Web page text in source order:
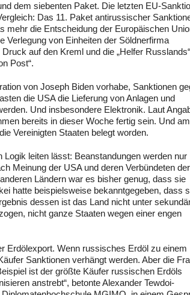
dem siebenten Paket. Die letzten EU-
Das 11. Paket antirussischer
mehr die Entscheidung der Europäischen
Verlegung von Einheiten der Söldnerfirma
auf den Kreml und die „Helfer
Post“.
von Joseph Biden vorhabe, Sanktionen
die USA die Lieferung von Anlagen und
Und insbesondere Elektronik. Laut
bereits in dieser Woche fertig sein. Und am
Vereinigten Staaten belegt worden.
leiten lässt: Beanstandungen werden nur
Meinung der USA und deren Verbündeten der
Ländern war es bisher genug, dass sie
hatte beispielsweise bekanntgegeben, dass
dessen ist das Land nicht unter
nicht ganze Staaten wegen einer engen
Erdölexport. Wenn russisches Erdöl zu einem
Sanktionen verhängt werden. Aber die
ist der größte Käufer russischen Erdöls
anstrebt“, betonte Alexander Tewdoi-